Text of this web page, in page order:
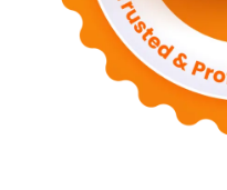
March 2022(2)
February 2022
January 2022
(2)
(82)
December 2021(9)
(4)